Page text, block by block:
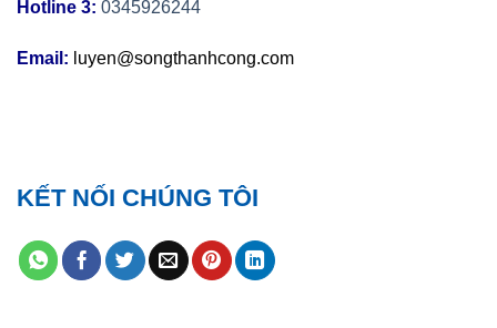
Hotline 3: 0345926244
Email: luyen@songthanhcong.com
KẾT NỐI CHÚNG TÔI